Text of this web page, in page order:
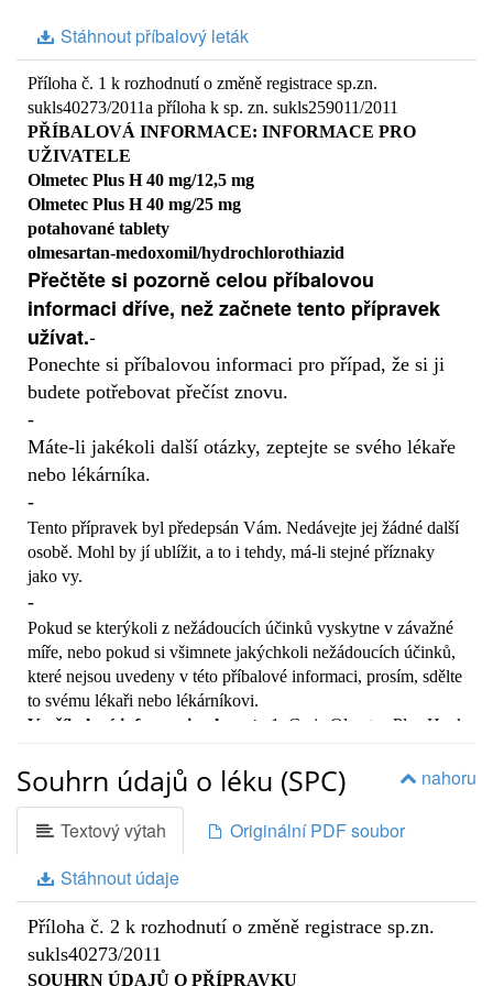
Stáhnout příbalový leták
Příloha č. 1 k rozhodnutí o změně registrace sp.zn.
sukls40273/2011a příloha k sp. zn. sukls259011/2011
PŘÍBALOVÁ INFORMACE: INFORMACE PRO
UŽIVATELE
Olmetec Plus H 40 mg/12,5 mg
Olmetec Plus H 40 mg/25 mg
potahované tablety
olmesartan-medoxomil/hydrochlorothiazid
Přečtěte si pozorně celou příbalovou
informaci dříve, než začnete tento přípravek
užívat.-
Ponechte si příbalovou informaci pro případ, že si ji
budete potřebovat přečíst znovu.
-
Máte-li jakékoli další otázky, zeptejte se svého lékaře
nebo lékárníka.
-
Tento přípravek byl předepsán Vám. Nedávejte jej žádné další
osobě. Mohl by jí ublížit, a to i tehdy, má-li stejné příznaky
jako vy.
-
Pokud se kterýkoli z nežádoucích účinků vyskytne v závažné
míře, nebo pokud si všimnete jakýchkoli nežádoucích účinků,
které nejsou uvedeny v této příbalové informaci, prosím, sdělte
to svému lékaři nebo lékárníkovi.
V příbalové informaci naleznete: 1. Co je Olmetec Plus H a k
začnete Olmetec Plus H užívat3. Jak se Olmetec Plus H
užívá4. Možné nežádoucí účinky5. Jak Olmetec Plus H
uchovávat6. Další informace
1. Co je Olmetec Plus H a k čemu se používá
Olmetec Plus H obsahuje dvě léčivé látky, olmesartan-
medoxomil a hydrochlorothiazid, které se užívají k léčbě
vysokého krevního tlaku (hypertenze):
Olmesartan-medoxomil patří do skupiny léků zvaných
nahoru
Souhrn údajů o léku (SPC)
Textový výtah
Originální PDF soubor
Stáhnout údaje
Příloha č. 2 k rozhodnutí o změně registrace sp.zn.
sukls40273/2011
SOUHRN ÚDAJŮ O PŘÍPRAVKU